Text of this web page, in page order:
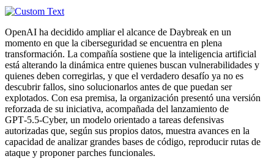
OpenAI ha decidido ampliar el alcance de Daybreak en un
momento en que la ciberseguridad se encuentra en plena
transformación. La compañía sostiene que la inteligencia artificial
está alterando la dinámica entre quienes buscan vulnerabilidades y
quienes deben corregirlas, y que el verdadero desafío ya no es
descubrir fallos, sino solucionarlos antes de que puedan ser
explotados. Con esa premisa, la organización presentó una versión
reforzada de su iniciativa, acompañada del lanzamiento de
GPT‑5.5‑Cyber, un modelo orientado a tareas defensivas
autorizadas que, según sus propios datos, muestra avances en la
capacidad de analizar grandes bases de código, reproducir rutas de
ataque y proponer parches funcionales.